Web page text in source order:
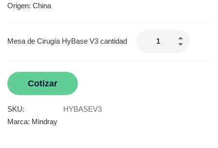
Origen: China
Mesa de Cirugía HyBase V3 cantidad
Cotizar
SKU:
HYBASEV3
Marca: Mindray